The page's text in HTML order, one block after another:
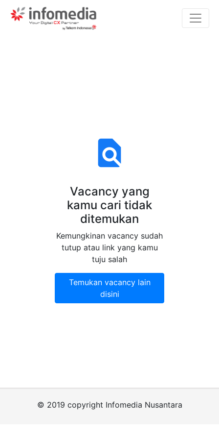
find_in_page
Vacancy yang
kamu cari tidak
ditemukan
Kemungkinan vacancy sudah
tutup atau link yang kamu
tuju salah
Temukan vacancy lain
disini
© 2019 copyright Infomedia Nusantara